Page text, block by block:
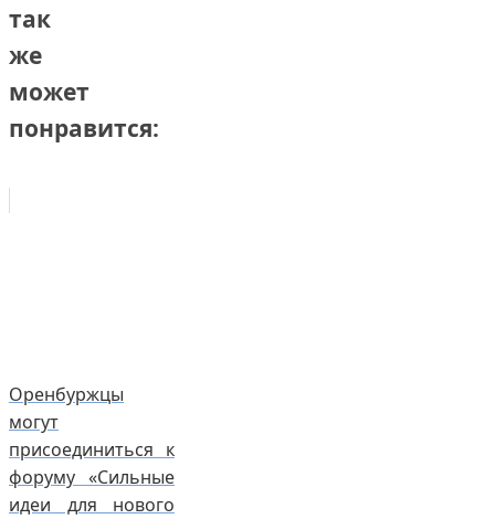
так
же
может
понравится:
Оренбуржцы
могут
присоединиться к
форуму «Сильные
идеи для нового